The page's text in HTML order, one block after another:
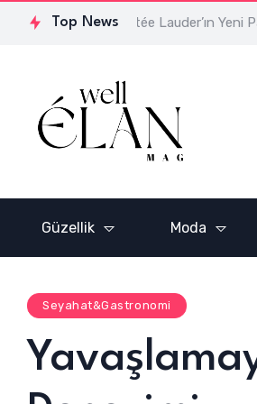
Top News
Estée Lauder’ın Yeni Parfümü
Güzellik Moda
Seyahat&Gastronomi